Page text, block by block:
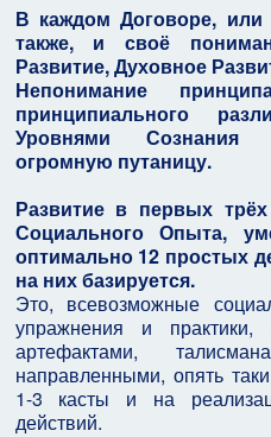
В каждом Договоре, или
также, и своё
Развитие, Духовное
Непонимание
принципиального
Уровнями Сознания
огромную путаницу.
Развитие в первых
Социального Опыта,
оптимально 12 простых
на них базируется.
Это, всевозможные
упражнения и
артефактами,
направленными, опять
1-3 касты и на
действий.